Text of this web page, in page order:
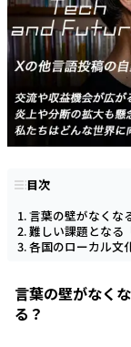
目次
言葉の壁がなくな
難しい課題となる
各国のローカル文
言葉の壁がなく
る？